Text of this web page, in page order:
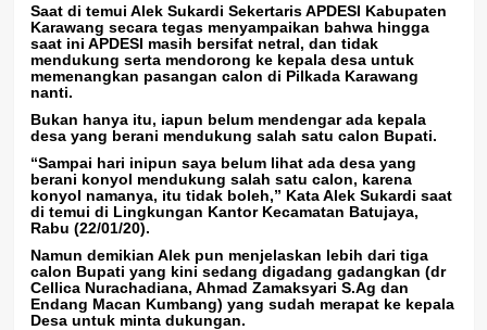
Saat di temui Alek Sukardi Sekertaris APDESI Kabupaten
Karawang secara tegas menyampaikan bahwa hingga
saat ini APDESI masih bersifat netral, dan tidak
mendukung serta mendorong ke kepala desa untuk
memenangkan pasangan calon di Pilkada Karawang
nanti.
Bukan hanya itu, iapun belum mendengar ada kepala
desa yang berani mendukung salah satu calon Bupati.
“Sampai hari inipun saya belum lihat ada desa yang
berani konyol mendukung salah satu calon, karena
konyol namanya, itu tidak boleh,” Kata Alek Sukardi saat
di temui di Lingkungan Kantor Kecamatan Batujaya,
Rabu (22/01/20).
Namun demikian Alek pun menjelaskan lebih dari tiga
calon Bupati yang kini sedang digadang gadangkan (dr
Cellica Nurachadiana, Ahmad Zamaksyari S.Ag dan
Endang Macan Kumbang) yang sudah merapat ke kepala
Desa untuk minta dukungan.